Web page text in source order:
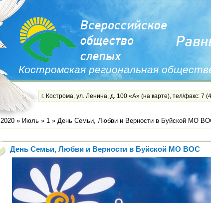
Костромская региональная
г. Кострома, ул. Ленина, д. 100 «А» (на карте), тел/факс: 7
2020 » Июль » 1 » День Семьи, Любви и Верности в Буйской МО
День Семьи, Любви и Верности в Буйской МО ВОС